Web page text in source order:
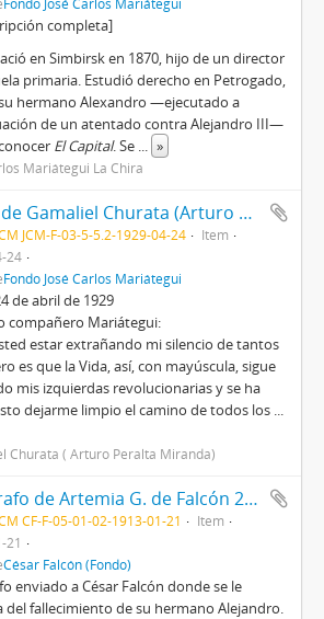
completa]
en Simbirsk en 1870, hijo de un director
primaria. Estudió derecho en Petrogado,
hermano Alexandro —ejecutado a
de un atentado contra Alejandro III—
El Capital. Se ... »
Mariátegui La Chira
Carta de Gamaliel Churata (Arturo Peralta Miranda), 24/4/1929
JCM-F-03-5-5.2-1929-04-24
Item
24
Fondo José Carlos Mariátegui
de abril de 1929
compañero Mariátegui:
estar extrañando mi silencio de tantos
es que la Vida, así, con mayúscula, sigue
mis izquierdas revolucionarias y se ha
dejarme limpio el camino de todos los ...
Churata ( Arturo Peralta Miranda)
Telégrafo de Artemia G. de Falcón 21/1/1913
CF-F-05-01-02-1913-01-21
Item
21
César Falcón (Fondo)
enviado a César Falcón donde se le
del fallecimiento de su hermano Alejandro.